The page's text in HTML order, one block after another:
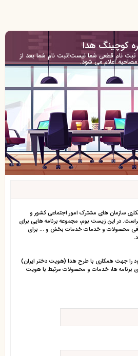
کوچینگ هدا
ثبت نام قطعی شما نیست!ثبت نام شما بعد از
مصاحبه اعلام می شود.
سازمان های مشترک امور اجتماعی کشور و
در این زیست بوم، مجموعه برنامه هایی برای
محصولات و خدمات خدمات بخش و ... برای
را جهت همکاری با طرح هدا (هویت دختر ایران)
برنامه ها، خدمات و محصولات مرتبط با هویت